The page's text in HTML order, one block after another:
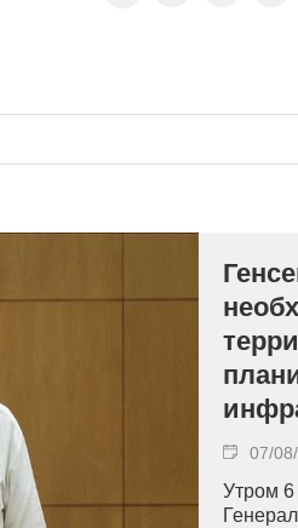
07/
Утром 6